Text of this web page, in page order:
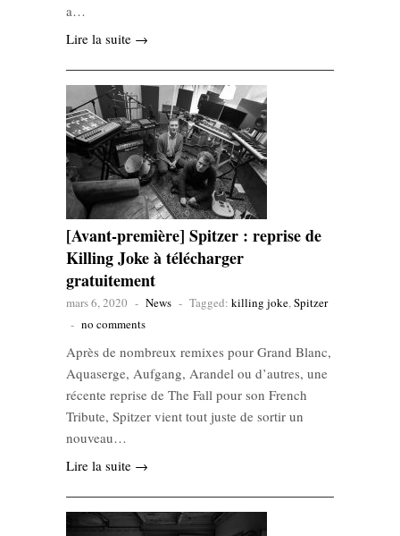
a…
Lire la suite →
[Avant-première] Spitzer : reprise de
Killing Joke à télécharger
gratuitement
mars 6, 2020 - News - Tagged: killing joke,Spitzer
- no comments
Après de nombreux remixes pour Grand Blanc,
Aquaserge, Aufgang, Arandel ou d’autres, une
récente reprise de The Fall pour son French
Tribute, Spitzer vient tout juste de sortir un
nouveau…
Lire la suite →